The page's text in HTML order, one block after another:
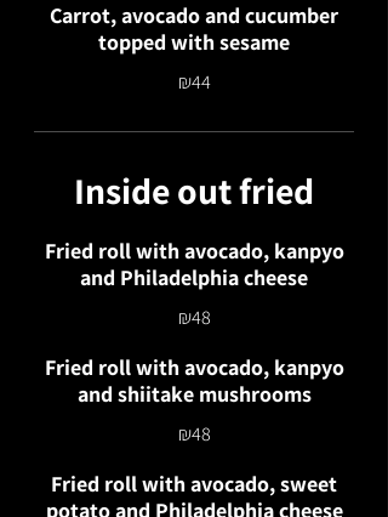
Carrot, avocado and cucumber
topped with sesame
₪44
Inside out fried
Fried roll with avocado, kanpyo
and Philadelphia cheese
₪48
Fried roll with avocado, kanpyo
and shiitake mushrooms
₪48
Fried roll with avocado, sweet
potato and Philadelphia cheese